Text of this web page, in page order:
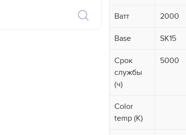
Ватт 2000
Base SK15
Срок
службы
(ч)
5000
Color
temp (K)